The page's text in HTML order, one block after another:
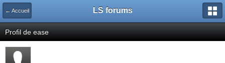
← Accueil LS forums
Profil de ease